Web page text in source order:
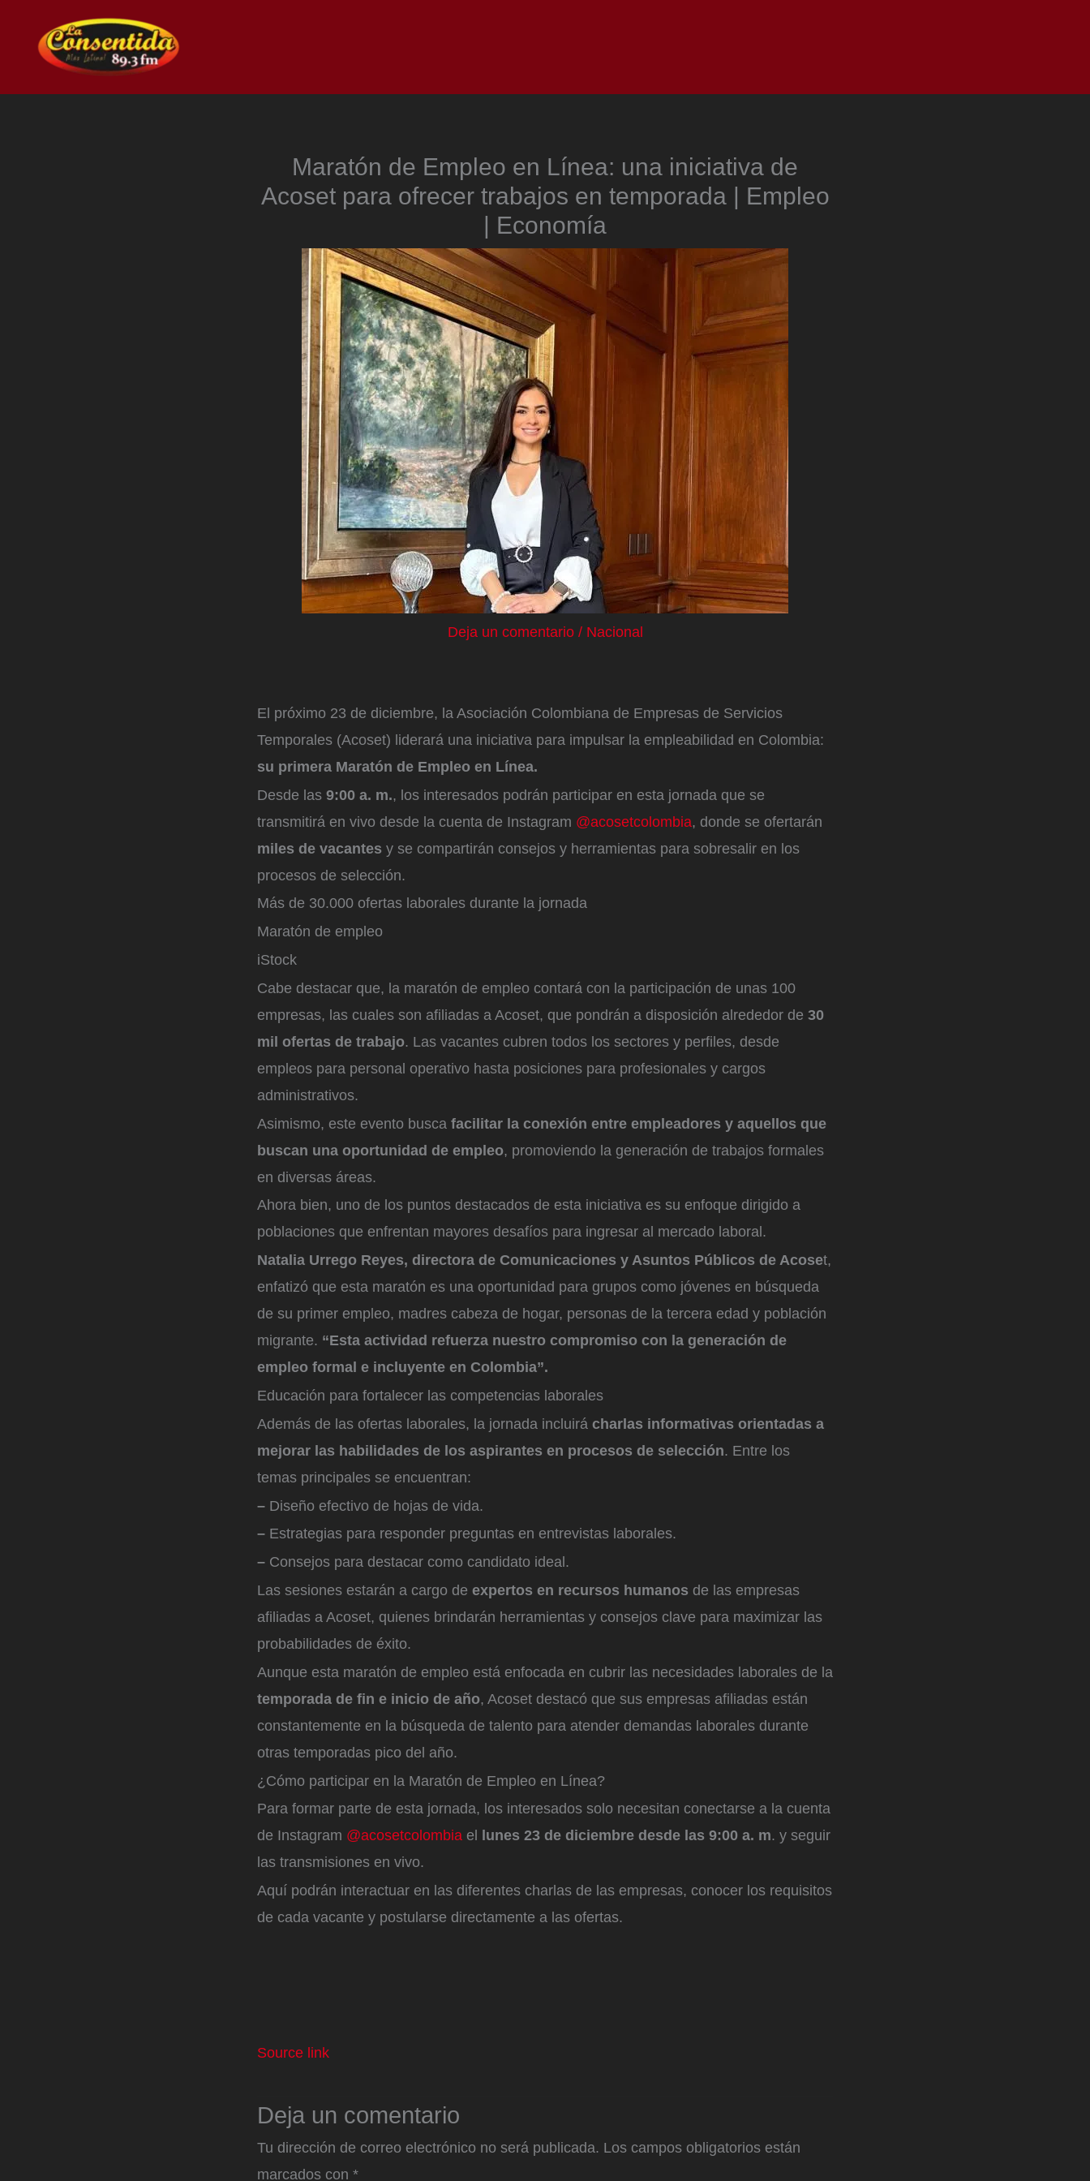
contenido
Maratón de Empleo en Línea: una iniciativa de
Acoset para ofrecer trabajos en temporada | Empleo
| Economía
Deja un comentario / Nacional
El próximo 23 de diciembre, la Asociación Colombiana de Empresas de Servicios
Temporales (Acoset) liderará una iniciativa para impulsar la empleabilidad en Colombia:
su primera Maratón de Empleo en Línea.
Desde las 9:00 a. m., los interesados podrán participar en esta jornada que se
transmitirá en vivo desde la cuenta de Instagram @acosetcolombia, donde se ofertarán
miles de vacantes y se compartirán consejos y herramientas para sobresalir en los
procesos de selección.
Más de 30.000 ofertas laborales durante la jornada
Maratón de empleo
iStock
Cabe destacar que, la maratón de empleo contará con la participación de unas 100
empresas, las cuales son afiliadas a Acoset, que pondrán a disposición alrededor de 30
mil ofertas de trabajo. Las vacantes cubren todos los sectores y perfiles, desde
empleos para personal operativo hasta posiciones para profesionales y cargos
administrativos.
Asimismo, este evento busca facilitar la conexión entre empleadores y aquellos que
buscan una oportunidad de empleo, promoviendo la generación de trabajos formales
en diversas áreas.
Ahora bien, uno de los puntos destacados de esta iniciativa es su enfoque dirigido a
poblaciones que enfrentan mayores desafíos para ingresar al mercado laboral.
Natalia Urrego Reyes, directora de Comunicaciones y Asuntos Públicos de Acoset,
enfatizó que esta maratón es una oportunidad para grupos como jóvenes en búsqueda
de su primer empleo, madres cabeza de hogar, personas de la tercera edad y población
migrante. “Esta actividad refuerza nuestro compromiso con la generación de
empleo formal e incluyente en Colombia”.
Educación para fortalecer las competencias laborales
Además de las ofertas laborales, la jornada incluirá charlas informativas orientadas a
mejorar las habilidades de los aspirantes en procesos de selección. Entre los
temas principales se encuentran:
– Diseño efectivo de hojas de vida.
– Estrategias para responder preguntas en entrevistas laborales.
– Consejos para destacar como candidato ideal.
Las sesiones estarán a cargo de expertos en recursos humanos de las empresas
afiliadas a Acoset, quienes brindarán herramientas y consejos clave para maximizar las
probabilidades de éxito.
Aunque esta maratón de empleo está enfocada en cubrir las necesidades laborales de la
temporada de fin e inicio de año, Acoset destacó que sus empresas afiliadas están
constantemente en la búsqueda de talento para atender demandas laborales durante
otras temporadas pico del año.
¿Cómo participar en la Maratón de Empleo en Línea?
Para formar parte de esta jornada, los interesados solo necesitan conectarse a la cuenta
de Instagram @acosetcolombia el lunes 23 de diciembre desde las 9:00 a. m. y seguir
las transmisiones en vivo.
Aquí podrán interactuar en las diferentes charlas de las empresas, conocer los requisitos
de cada vacante y postularse directamente a las ofertas.
Source link
Deja un comentario
Tu dirección de correo electrónico no será publicada. Los campos obligatorios están
marcados con *